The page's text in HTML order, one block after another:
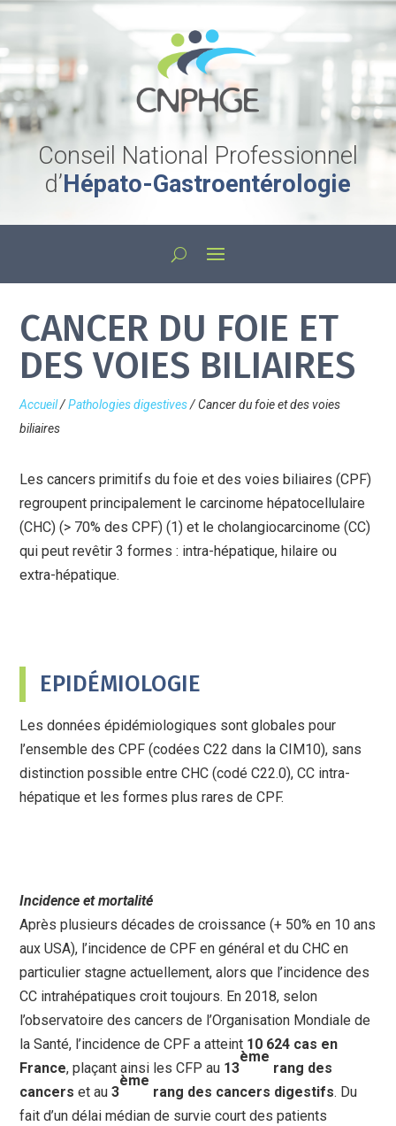
Conseil National Professionnel
d’Hépato-Gastroentérologie
CANCER DU FOIE ET
DES VOIES BILIAIRES
Accueil/Pathologies digestives/Cancer du foie et des voies
biliaires
Les cancers primitifs du foie et des voies biliaires (CPF)
regroupent principalement le carcinome hépatocellulaire
(CHC) (> 70% des CPF) (1) et le cholangiocarcinome (CC)
qui peut revêtir 3 formes : intra-hépatique, hilaire ou
extra-hépatique.
EPIDÉMIOLOGIE
Les données épidémiologiques sont globales pour
l’ensemble des CPF (codées C22 dans la CIM10), sans
distinction possible entre CHC (codé C22.0), CC intra-
hépatique et les formes plus rares de CPF.
Incidence et mortalité
Après plusieurs décades de croissance (+ 50% en 10 ans
aux USA), l’incidence de CPF en général et du CHC en
particulier stagne actuellement, alors que l’incidence des
CC intrahépatiques croit toujours. En 2018, selon
l’observatoire des cancers de l’Organisation Mondiale de
la Santé, l’incidence de CPF a atteint 10 624 cas en
France, plaçant ainsi les CFP au 13
ème
rang des
cancers et au3
ème
rang des cancers digestifs. Du
fait d’un délai médian de survie court des patients